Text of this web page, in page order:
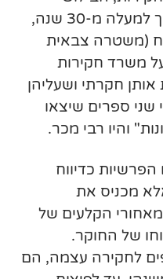
והמודיעין, שבו עסקתי במשך למעלה מ-30 שנה,
(משטרה צבאית
משרד חקירות
חקרתי ושעליהן
שני ספרים שיצאו
והיו רבי מכר.
הפרשיות כדיווח
מכניס את
הקלעים של
של החוקר.
לחקירה עצמה, הם